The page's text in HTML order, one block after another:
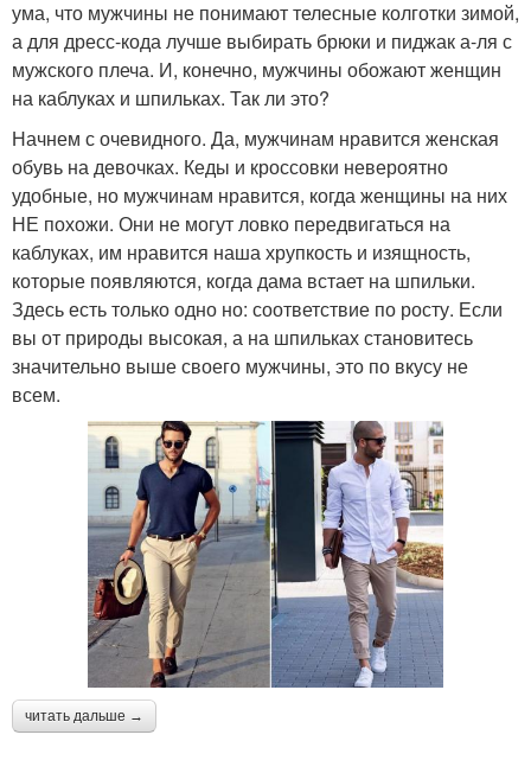
ума, что мужчины не понимают телесные колготки зимой,
а для дресс-кода лучше выбирать брюки и пиджак а-ля с
мужского плеча. И, конечно, мужчины обожают женщин
на каблуках и шпильках. Так ли это?
Начнем с очевидного. Да, мужчинам нравится женская
обувь на девочках. Кеды и кроссовки невероятно
удобные, но мужчинам нравится, когда женщины на них
НЕ похожи. Они не могут ловко передвигаться на
каблуках, им нравится наша хрупкость и изящность,
которые появляются, когда дама встает на шпильки.
Здесь есть только одно но: соответствие по росту. Если
вы от природы высокая, а на шпильках становитесь
значительно выше своего мужчины, это по вкусу не
всем.
читать дальше →